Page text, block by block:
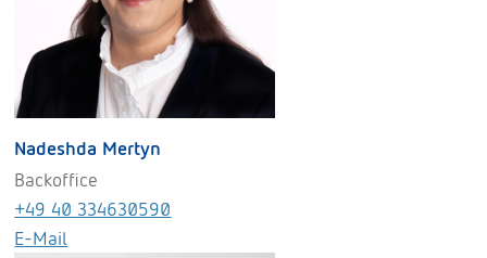
Nadeshda Mertyn
Backoffice
+49 40 334630590
E-Mail